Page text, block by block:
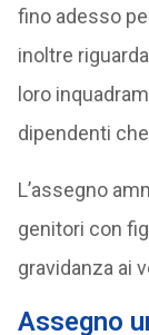
fino adesso
inoltre
loro
dipendenti
L’assegno
genitori con
gravidanza ai
Assegno